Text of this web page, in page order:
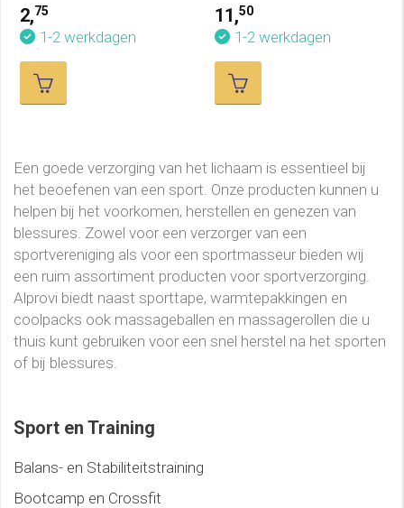
2,75
1-2 werkdagen
11,50
1-2 werkdagen
Een goede verzorging van het lichaam is essentieel bij
het beoefenen van een sport. Onze producten kunnen u
helpen bij het voorkomen, herstellen en genezen van
blessures. Zowel voor een verzorger van een
sportvereniging als voor een sportmasseur bieden wij
een ruim assortiment producten voor sportverzorging.
Alprovi biedt naast sporttape, warmtepakkingen en
coolpacks ook massageballen en massagerollen die u
thuis kunt gebruiken voor een snel herstel na het sporten
of bij blessures.
Sport en Training
Balans- en Stabiliteitstraining
Bootcamp en Crossfit